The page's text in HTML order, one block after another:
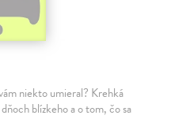
niekto umieral? Krehká
blízkeho a o tom, čo sa